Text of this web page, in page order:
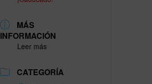
MÁS
INFORMACIÓN
Leer más
CATEGORÍA